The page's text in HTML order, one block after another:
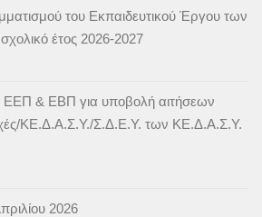
του Εκπαιδευτικού Έργου των
έτος 2026-2027
& ΕΒΠ για υποβολή αιτήσεων
ΚΕ.Δ.Α.Σ.Υ./Σ.Δ.Ε.Υ. των ΚΕ.Δ.Α.Σ.Υ.
2026